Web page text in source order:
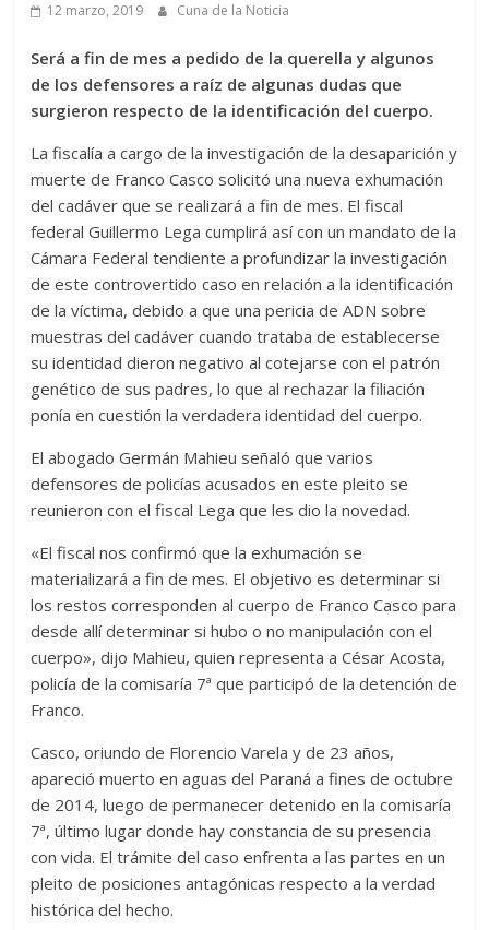
12 marzo, 2019 Cuna de la Noticia
Será a fin de mes a pedido de la querella y algunos
de los defensores a raíz de algunas dudas que
surgieron respecto de la identificación del cuerpo.
La fiscalía a cargo de la investigación de la desaparición y
muerte de Franco Casco solicitó una nueva exhumación
del cadáver que se realizará a fin de mes. El fiscal
federal Guillermo Lega cumplirá así con un mandato de la
Cámara Federal tendiente a profundizar la investigación
de este controvertido caso en relación a la identificación
de la víctima, debido a que una pericia de ADN sobre
muestras del cadáver cuando trataba de establecerse
su identidad dieron negativo al cotejarse con el patrón
genético de sus padres, lo que al rechazar la filiación
ponía en cuestión la verdadera identidad del cuerpo.
El abogado Germán Mahieu señaló que varios
defensores de policías acusados en este pleito se
reunieron con el fiscal Lega que les dio la novedad.
«El fiscal nos confirmó que la exhumación se
materializará a fin de mes. El objetivo es determinar si
los restos corresponden al cuerpo de Franco Casco para
desde allí determinar si hubo o no manipulación con el
cuerpo», dijo Mahieu, quien representa a César Acosta,
policía de la comisaría 7ª que participó de la detención de
Franco.
Casco, oriundo de Florencio Varela y de 23 años,
apareció muerto en aguas del Paraná a fines de octubre
de 2014, luego de permanecer detenido en la comisaría
7ª, último lugar donde hay constancia de su presencia
con vida. El trámite del caso enfrenta a las partes en un
pleito de posiciones antagónicas respecto a la verdad
histórica del hecho.